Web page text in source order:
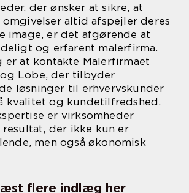
der ønsker at sikre, at
omgivelser altid afspejler deres
image, er det afgørende at
og erfarent malerfirma.
er at kontakte Malerfirmaet
Lobe, der tilbyder
løsninger til erhvervskunder
kvalitet og kundetilfredshed.
er virksomheder
der ikke kun er
men også økonomisk
flere indlæg her